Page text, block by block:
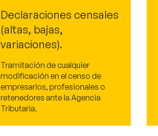
Declaraciones censales
(altas, bajas,
variaciones).
Tramitación de cualquier
modificación en el censo de
empresarios, profesionales o
retenedores ante la Agencia
Tributaria.